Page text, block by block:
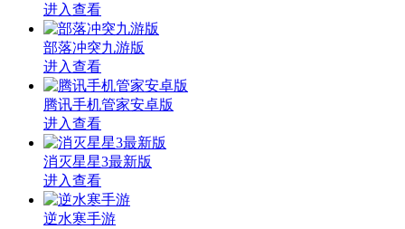
进入查看
部落冲突九游版
进入查看
腾讯手机管家安卓版
进入查看
消灭星星3最新版
进入查看
逆水寒手游